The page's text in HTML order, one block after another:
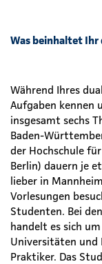
Was beinhaltet Ihr
Während Ihres
Aufgaben kennen
insgesamt sechs
Baden-
der Hochschule
Berlin) dauern je
lieber in
Vorlesungen
Studenten. Bei
handelt es sich
Universitäten und
Praktiker. Das